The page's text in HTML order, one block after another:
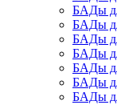
БАДы
БАДы
БАДы
БАДы
БАДы
БАДы
БАДы